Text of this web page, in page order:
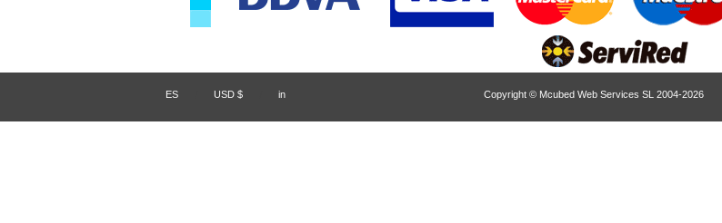
ES USD $ in Copyright © Mcubed Web Services SL 2004-2026